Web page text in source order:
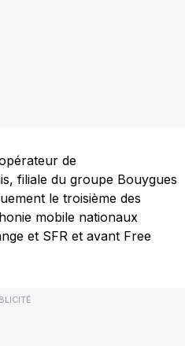
de
filiale du groupe Bouygues
le troisième des
mobile nationaux
et SFR et avant Free